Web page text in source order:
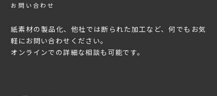
お問い合わせ
紙素材の製品化、他社では断られた加工など、何でもお気
軽にお問い合わせください。
オンラインでの詳細な相談も可能です。